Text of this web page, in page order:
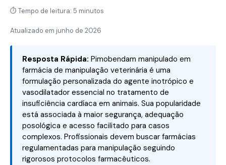
⏱ Tempo de leitura: 5 minutos
Atualizado em junho de 2026
Resposta Rápida: Pimobendam manipulado em
farmácia de manipulação veterinária é uma
formulação personalizada do agente inotrópico e
vasodilatador essencial no tratamento de
insuficiência cardíaca em animais. Sua popularidade
está associada à maior segurança, adequação
posológica e acesso facilitado para casos
complexos. Profissionais devem buscar farmácias
regulamentadas para manipulação seguindo
rigorosos protocolos farmacêuticos.